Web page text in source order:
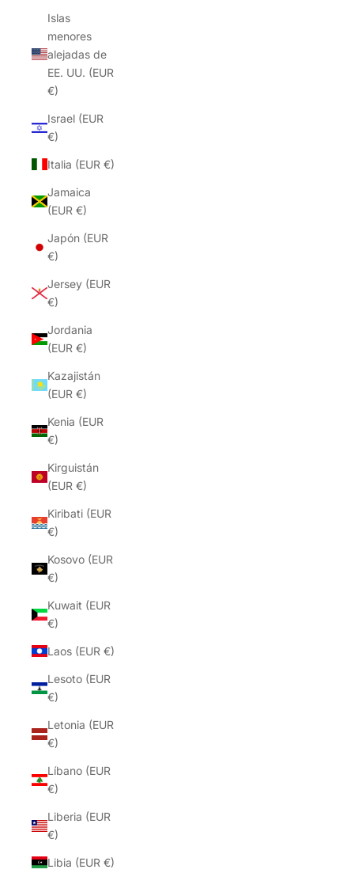
Islas
menores
alejadas de
EE. UU. (EUR
€)
Israel (EUR
€)
Italia (EUR €)
Jamaica
(EUR €)
Japón (EUR
€)
Jersey (EUR
€)
Jordania
(EUR €)
Kazajistán
(EUR €)
Kenia (EUR
€)
Kirguistán
(EUR €)
Kiribati (EUR
€)
Kosovo (EUR
€)
Kuwait (EUR
€)
Laos (EUR €)
Lesoto (EUR
€)
Letonia (EUR
€)
Líbano (EUR
€)
Liberia (EUR
€)
Libia (EUR €)